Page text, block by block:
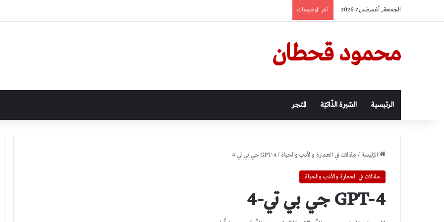
الجمعة, أغسطس 7 2026 آخر الموضوعات
محمود قحطان
الرئيسية السّيرة الذّاتيّة المتجر
الرّئيسة / مقالات في العمارة والأدب والحياة /GPT-4 جي بي تي-4
مقالات في العمارة والأدب والحياة
GPT-4 جي بي تي-4